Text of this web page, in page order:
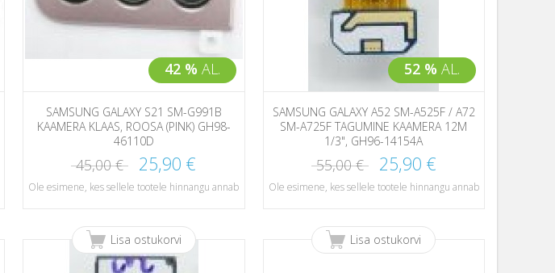
42 % AL.
SAMSUNG GALAXY S21 SM-G991B
KAAMERA KLAAS, ROOSA (PINK) GH98-
46110D
45,00 € 25,90 €
Ole esimene, kes sellele tootele hinnangu annab
52 % AL.
SAMSUNG GALAXY A52 SM-A525F / A72
SM-A725F TAGUMINE KAAMERA 12M
1/3", GH96-14154A
55,00 € 25,90 €
Ole esimene, kes sellele tootele hinnangu annab
Lisa ostukorvi Lisa ostukorvi